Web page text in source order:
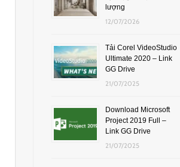
lượng
12/07/2026
Tải Corel VideoStudio
Ultimate 2020 – Link
GG Drive
21/07/2025
Download Microsoft
Project 2019 Full –
Link GG Drive
21/07/2025